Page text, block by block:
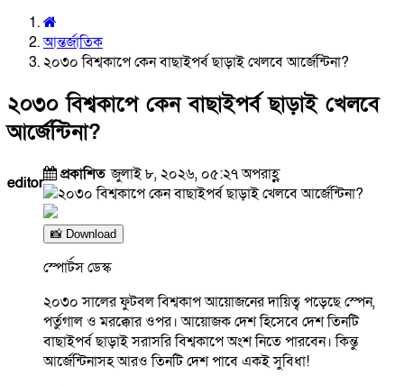
আন্তর্জাতিক
২০৩০ বিশ্বকাপে কেন বাছাইপর্ব ছাড়াই খেলবে আর্জেন্টিনা?
২০৩০ বিশ্বকাপে কেন বাছাইপর্ব ছাড়াই খেলবে
আর্জেন্টিনা?
editor প্রকাশিতজুলাই ৮, ২০২৬, ০৫:২৭ অপরাহ্ণ
📸 Download
স্পোর্টস ডেস্ক
২০৩০ সালের ফুটবল বিশ্বকাপ আয়োজনের দায়িত্ব পড়েছে স্পেন,
পর্তুগাল ও মরক্কোর ওপর। আয়োজক দেশ হিসেবে দেশ তিনটি
বাছাইপর্ব ছাড়াই সরাসরি বিশ্বকাপে অংশ নিতে পারবেন। কিন্তু
আর্জেন্টিনাসহ আরও তিনটি দেশ পাবে একই সুবিধা!